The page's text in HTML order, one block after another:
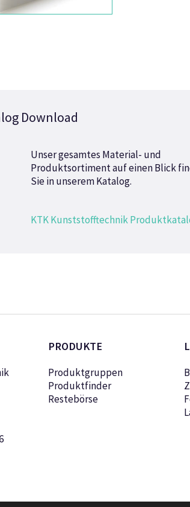
Download
Unser gesamtes Material- und
Produktsortiment auf einen Blick
Sie in unserem Katalog.
KTK Kunststofftechnik
PRODUKTE
Produktgruppen
Produktfinder
Restebörse